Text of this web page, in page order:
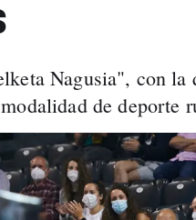
Nagusia", con la
de deporte